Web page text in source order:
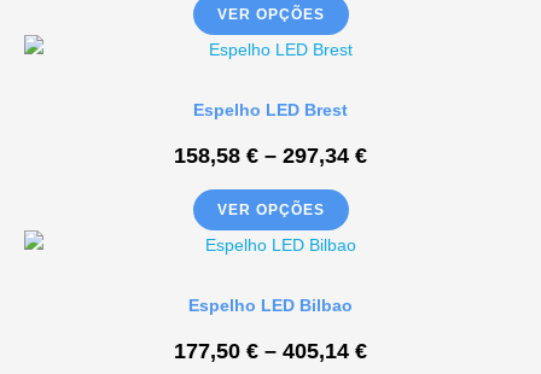
VER OPÇÕES
Espelho LED Brest
158,58 € – 297,34 €
VER OPÇÕES
Espelho LED Bilbao
177,50 € – 405,14 €